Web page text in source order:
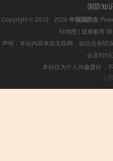
国防知
Copyright © 2012 - 2026 中国国防生
站地图 | 疑难解答
声明：本站内容来自互联网，如信息有错
会及时纠
本站仅为个人兴趣爱好，
小